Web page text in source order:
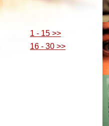
声明と表彰
教育者からの結果報告
教育プログラム
メンバーシップと寄付
グループ
人権侵害
ニュース
問い合わせ
1 - 15 >>
16 - 30 >>